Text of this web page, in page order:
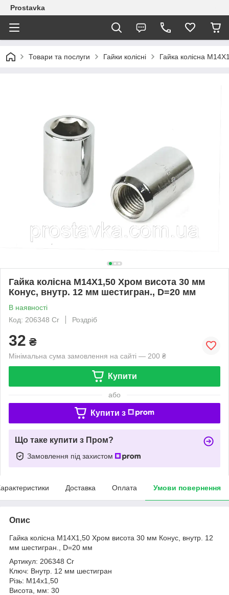
Prostavka
Товари та послуги Гайки колісні Гайка колісна
Гайка колісна M14X1,50 Хром висота 30 мм
Конус, внутр. 12 мм шестигран., D=20 мм
В наявності
Код: 206348 Cr
Роздріб
32 ₴
Мінімальна сума замовлення на сайті — 200 ₴
Купити
або
Купити з
Що таке купити з Пром?
Замовлення під захистом
Доставка Оплата Умови повернення
Опис
Гайка колісна M14X1,50 Хром висота 30 мм Конус, внутр. 12
мм шестигран., D=20 мм
Артикул: 206348 Cr
Ключ: Внутр. 12 мм шестигран
Різь: М14х1,50
Висота, мм: 30